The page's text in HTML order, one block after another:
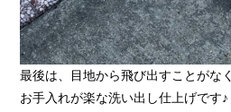
最後は、目地から飛び出すことがなく
お手入れが楽な洗い出し仕上げです♪